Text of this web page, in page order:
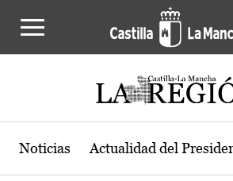
Noticias Actualidad del